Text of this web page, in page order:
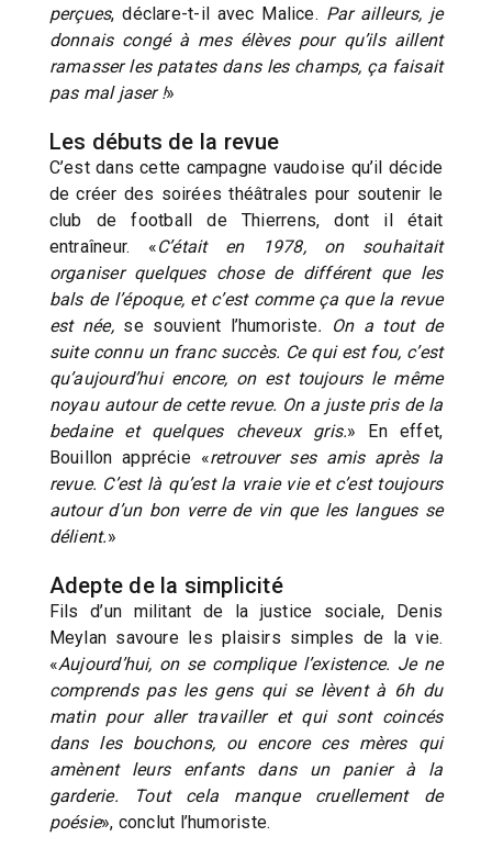
perçues, déclare-t-il avec Malice. Par ailleurs, je
donnais congé à mes élèves pour qu’ils aillent
ramasser les patates dans les champs, ça faisait
pas mal jaser !»
Les débuts de la revue
C’est dans cette campagne vaudoise qu’il décide
de créer des soirées théâtrales pour soutenir le
club de football de Thierrens, dont il était
entraîneur. «C’était en 1978, on souhaitait
organiser quelques chose de différent que les
bals de l’époque, et c’est comme ça que la revue
est née, se souvient l’humoriste. On a tout de
suite connu un franc succès. Ce qui est fou, c’est
qu’aujourd’hui encore, on est toujours le même
noyau autour de cette revue. On a juste pris de la
bedaine et quelques cheveux gris.» En effet,
Bouillon apprécie «retrouver ses amis après la
revue. C’est là qu’est la vraie vie et c’est toujours
autour d’un bon verre de vin que les langues se
délient.»
Adepte de la simplicité
Fils d’un militant de la justice sociale, Denis
Meylan savoure les plaisirs simples de la vie.
«Aujourd’hui, on se complique l’existence. Je ne
comprends pas les gens qui se lèvent à 6h du
matin pour aller travailler et qui sont coincés
dans les bouchons, ou encore ces mères qui
amènent leurs enfants dans un panier à la
garderie. Tout cela manque cruellement de
poésie», conclut l’humoriste.